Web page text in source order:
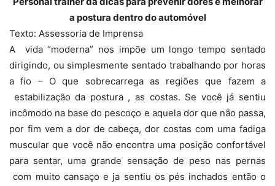
a postura dentro do automóvel
Texto: Assessoria de Imprensa
A vida “moderna” nos impõe um longo tempo sentado
dirigindo, ou simplesmente sentado trabalhando por horas
a fio – O que sobrecarrega as regiões que fazem a
estabilização da postura , as costas. Se você já sentiu
incômodo na base do pescoço e aquela dor que não passa,
por fim vem a dor de cabeça, dor costas com uma fadiga
muscular que você não encontra uma posição confortável
para sentar, uma grande sensação de peso nas pernas
com muito cansaço e ja sentiu os pés inchados então o